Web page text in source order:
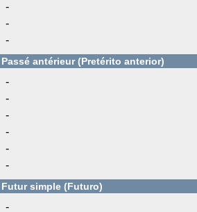
-
-
-
Passé antérieur (Pretérito anterior)
-
-
-
-
-
-
Futur simple (Futuro)
-